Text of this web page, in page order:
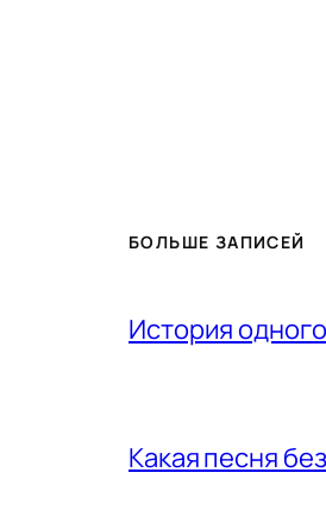
БОЛЬШЕ ЗАПИСЕЙ
История
Какая песня